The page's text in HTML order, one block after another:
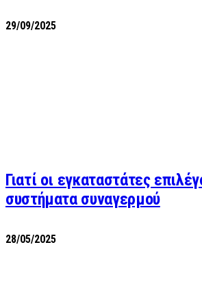
29/09/2025
Γιατί οι εγκαταστάτες
συστήματα συναγερμού
28/05/2025